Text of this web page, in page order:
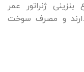
ژنراتور عمر
دارند و مصرف سوخت